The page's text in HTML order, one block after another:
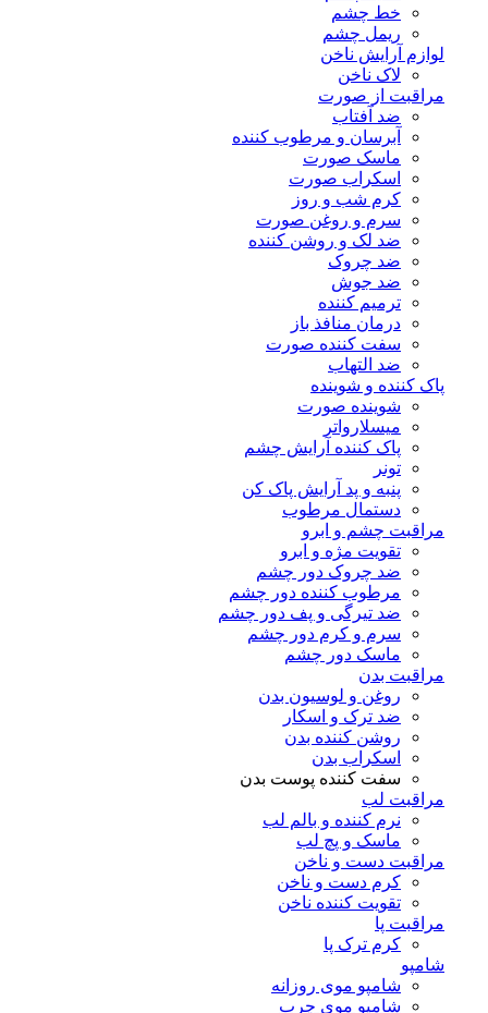
خط چشم
ریمل چشم
لوازم آرایش ناخن
لاک ناخن
مراقبت از صورت
ضد آفتاب
آبرسان و مرطوب کننده
ماسک صورت
اسکراب صورت
کرم شب و روز
سرم و روغن صورت
ضد لک و روشن کننده
ضد چروک
ضد جوش
ترمیم کننده
درمان منافذ باز
سفت کننده صورت
ضد التهاب
پاک کننده و شوینده
شوینده صورت
میسلارواتر
پاک کننده آرایش چشم
تونر
پنبه و پد آرایش پاک کن
دستمال مرطوب
مراقبت چشم و ابرو
تقویت مژه و ابرو
ضد چروک دور چشم
مرطوب کننده دور چشم
ضد تیرگی و پف دور چشم
سرم و کرم دور چشم
ماسک دور چشم
مراقبت بدن
روغن و لوسیون بدن
ضد ترک و اسکار
روشن کننده بدن
اسکراب بدن
سفت کننده پوست بدن
مراقبت لب
نرم کننده و بالم لب
ماسک و پچ لب
مراقبت دست و ناخن
کرم دست و ناخن
تقویت کننده ناخن
مراقبت پا
کرم ترک پا
شامپو
شامپو موی روزانه
شامپو موی چرب